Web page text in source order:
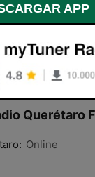
FM en
Querétaro
Online
APP